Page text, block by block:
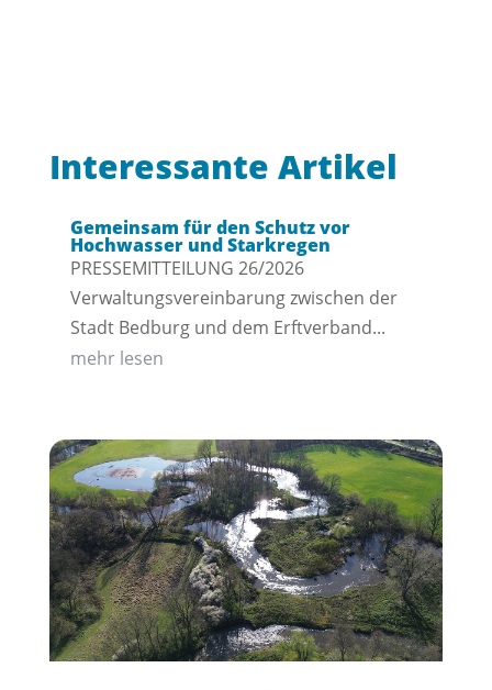
Interessante Artikel
Gemeinsam für den Schutz vor
Hochwasser und Starkregen
PRESSEMITTEILUNG 26/2026
Verwaltungsvereinbarung zwischen der
Stadt Bedburg und dem Erftverband...
mehr lesen